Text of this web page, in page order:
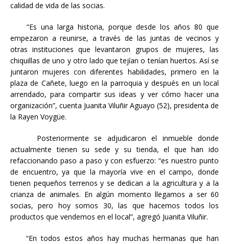
calidad de vida de las socias.
“Es una larga historia, porque desde los años 80 que
empezaron a reunirse, a través de las juntas de vecinos y
otras instituciones que levantaron grupos de mujeres, las
chiquillas de uno y otro lado que tejían o tenían huertos. Así se
juntaron mujeres con diferentes habilidades, primero en la
plaza de Cañete, luego en la parroquia y después en un local
arrendado, para compartir sus ideas y ver cómo hacer una
organización”, cuenta Juanita Viluñir Aguayo (52), presidenta de
la Rayen Voygüe.
Posteriormente se adjudicaron el inmueble donde
actualmente tienen su sede y su tienda, el que han ido
refaccionando paso a paso y con esfuerzo: “es nuestro punto
de encuentro, ya que la mayoría vive en el campo, donde
tienen pequeños terrenos y se dedican a la agricultura y a la
crianza de animales. En algún momento llegamos a ser 60
socias, pero hoy somos 30, las que hacemos todos los
productos que vendemos en el local”, agregó Juanita Viluñir.
“En todos estos años hay muchas hermanas que han